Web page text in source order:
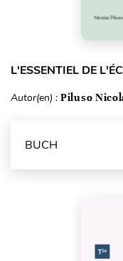
L'ESSENTIEL DE
Autor(en) : Piluso
BUCH